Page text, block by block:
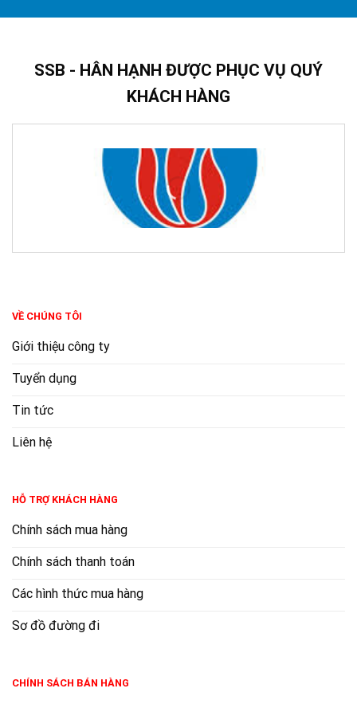
SSB - HÂN HẠNH ĐƯỢC PHỤC VỤ QUÝ
KHÁCH HÀNG
VỀ CHÚNG TÔI
Giới thiệu công ty
Tuyển dụng
Tin tức
Liên hệ
HỖ TRỢ KHÁCH HÀNG
Chính sách mua hàng
Chính sách thanh toán
Các hình thức mua hàng
Sơ đồ đường đi
CHÍNH SÁCH BÁN HÀNG